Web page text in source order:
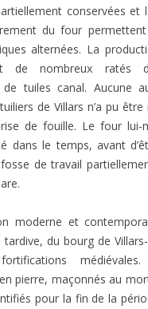
conservées et
du four
alternées. La
de nombreux ratés
de tuiles canal. Aucune
de Villars n’a pu
de fouille. Le four
dans le temps, avant
de travail
moderne et
tardive, du bourg de
médiévales.
pierre, maçonnés au
pour la fin de la